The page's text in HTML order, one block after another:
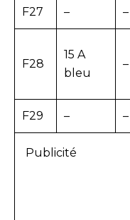
F27 – –
F28
15 A
bleu
–
F29 – –
Publicité